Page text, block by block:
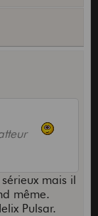
mais il
même.
Pulsar.